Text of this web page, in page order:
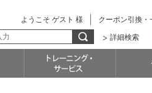
クーポン引換・
ようこそ ゲスト 様
詳細検索